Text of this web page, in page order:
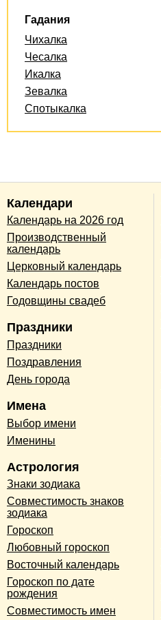
Гадания
Чихалка
Чесалка
Икалка
Зевалка
Спотыкалка
Календари
Календарь на 2026 год
Производственный
календарь
Церковный календарь
Календарь постов
Годовщины свадеб
Праздники
Праздники
Поздравления
День города
Имена
Выбор имени
Именины
Астрология
Знаки зодиака
Совместимость знаков
зодиака
Гороскоп
Любовный гороскоп
Восточный календарь
Гороскоп по дате
рождения
Совместимость имен